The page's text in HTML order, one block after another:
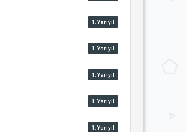
1.Yarıyıl
1.Yarıyıl
1.Yarıyıl
1.Yarıyıl
1.Yarıyıl